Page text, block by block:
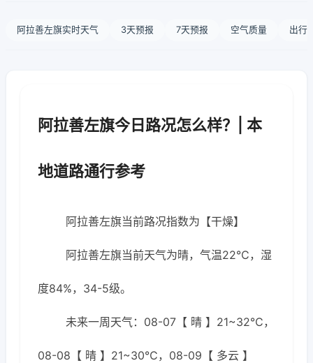
阿拉善左旗实时天气 3天预报 7天预报 空气质量 出行
阿拉善左旗今日路况怎么样？| 本
地道路通行参考
阿拉善左旗当前路况指数为【干燥】
阿拉善左旗当前天气为晴，气温22℃，湿
度84%，34-5级。
未来一周天气：08-07【 晴 】21~32℃，
08-08【 晴 】21~30℃，08-09【 多云 】